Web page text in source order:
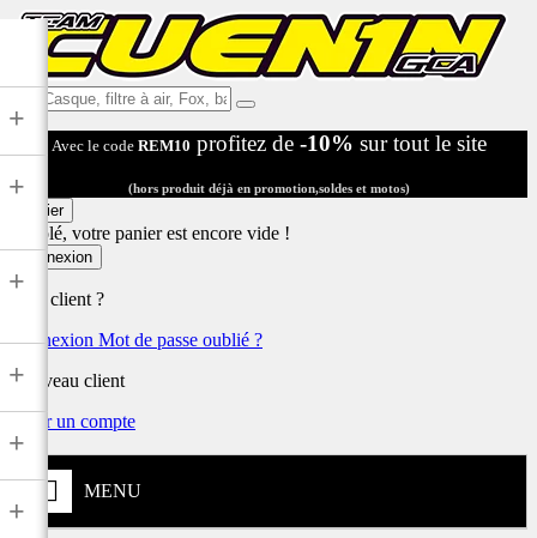
Ex:
Casque,
filtre
air,
Fox,
...
Avec le code REM10 profitez de -10% sur tout le site
(hors produit déjà en promotion,soldes et motos)
Panier
Désolé, votre panier est encore vide !
Connexion
Déjà client ?
Connexion Mot de passe oublié ?
Nouveau client
Créer un compte
MENU
+
+
+
+
+
+